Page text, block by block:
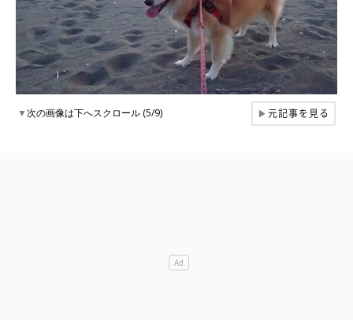
▼次の画像は下へスクロール (5/9) ▶元記事を見る